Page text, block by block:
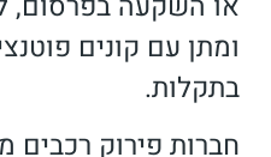
ומתן עם קונים
בתקלות.
חברות פירוק רכבים